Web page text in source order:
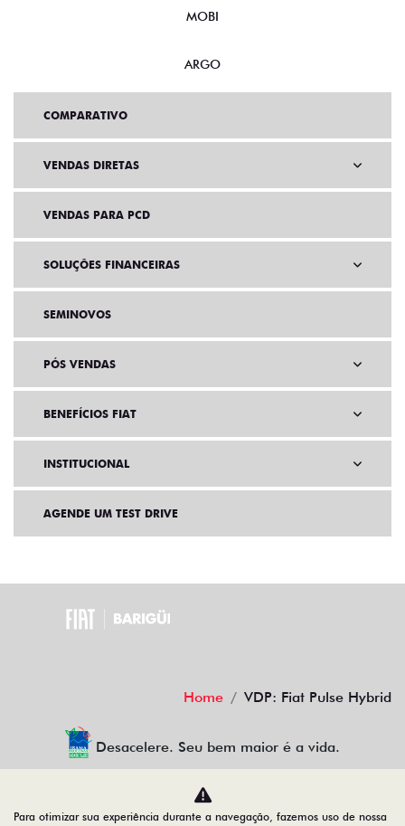
MOBI
ARGO
COMPARATIVO
VENDAS DIRETAS
VENDAS PARA PCD
SOLUÇÕES FINANCEIRAS
SEMINOVOS
PÓS VENDAS
BENEFÍCIOS FIAT
INSTITUCIONAL
AGENDE UM TEST DRIVE
Home VDP: Fiat Pulse Hybrid
Desacelere. Seu bem maior é a vida.
Para otimizar sua experiência durante a navegação, fazemos uso de nossa